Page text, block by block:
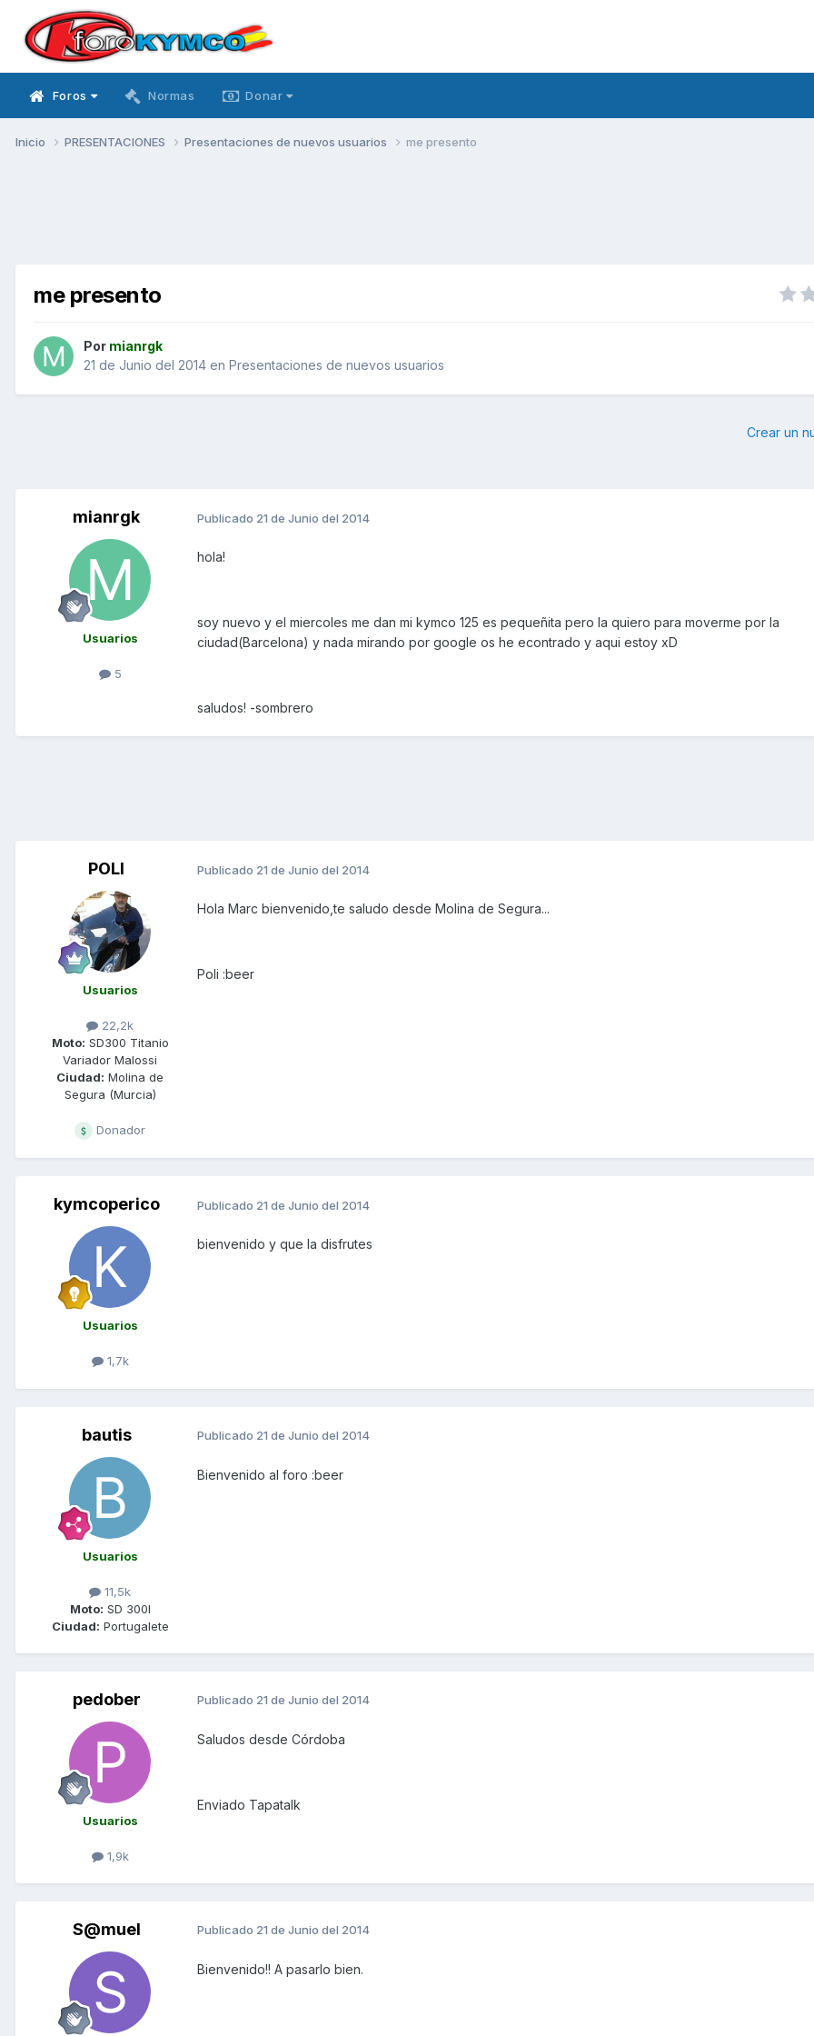
Foros Normas Donar
Inicio PRESENTACIONES Presentaciones de nuevos usuarios me presento
me presento
Por mianrgk
21 de Junio del 2014 en Presentaciones de nuevos usuarios
Crear un
mianrgk
Usuarios
5
Publicado 21 de Junio del 2014
hola!
soy nuevo y el miercoles me dan mi kymco 125 es pequeñita pero la quiero para moverme por la
ciudad(Barcelona) y nada mirando por google os he econtrado y aqui estoy xD
saludos! -sombrero
POLI
Usuarios
22,2k
Moto: SD300 Titanio
Variador Malossi
Ciudad: Molina de
Segura (Murcia)
Donador
Publicado 21 de Junio del 2014
Hola Marc bienvenido,te saludo desde Molina de Segura...
Poli :beer
kymcoperico
Usuarios
1,7k
Publicado 21 de Junio del 2014
bienvenido y que la disfrutes
bautis
Usuarios
11,5k
Moto: SD 300I
Ciudad: Portugalete
Publicado 21 de Junio del 2014
Bienvenido al foro :beer
pedober
Usuarios
1,9k
Publicado 21 de Junio del 2014
Saludos desde Córdoba
Enviado Tapatalk
S@muel Publicado 21 de Junio del 2014
Bienvenido!! A pasarlo bien.